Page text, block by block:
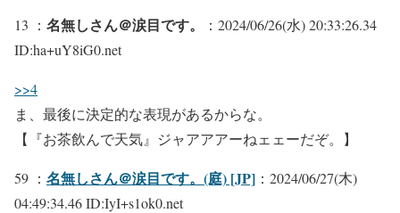
13 ： 名無しさん＠涙目です。
：2024/06/26(水) 20:33:26.34
ID:ha+uY8iG0.net
>>4
ま、最後に決定的な表現があるからな。
【『お茶飲んで天気』ジャアアアーねェェーだぞ。】
59 ： 名無しさん＠涙目です。(庭) [JP] ：2024/06/27(木)
04:49:34.46 ID:IyI+s1ok0.net